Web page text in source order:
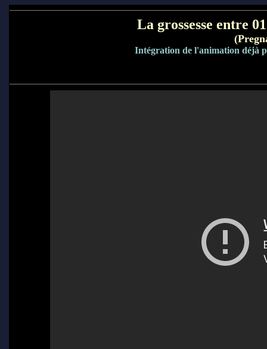
La grossesse entre
Intégration de l'animation déjà